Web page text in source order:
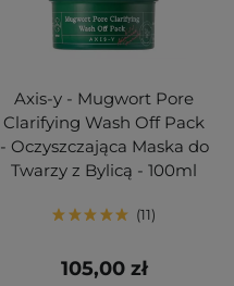
Axis-y - Mugwort Pore
Clarifying Wash Off Pack
- Oczyszczająca Maska do
Twarzy z Bylicą - 100ml
11
105,00 zł